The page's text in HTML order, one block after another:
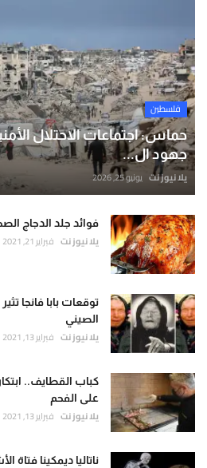
فلسطين
حماس: اجتماعات الاحتلال
جهود ال...
يلا نيوز نت يونيو 25, 2026
فوائد جلد الدجاج
يلا نيوز نت فبراير 21, 2021
توقعات بابا فانجا
الصيني
يلا نيوز نت فبراير 13, 2021
كباب القطايف..
على الفحم
يلا نيوز نت فبراير 13, 2021
ناتاليا ديمكينا